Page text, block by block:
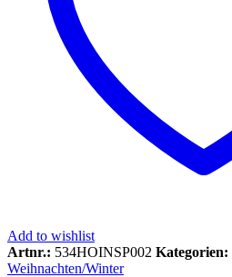
Add to wishlist
Artnr.: 534HOINSP002 Kategorien:
Weihnachten/Winter